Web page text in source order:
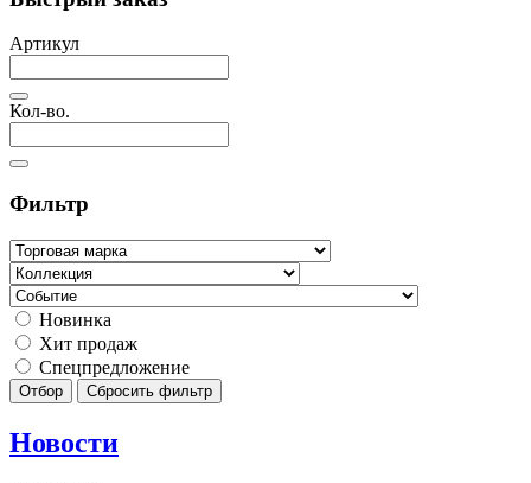
Артикул
Кол-во.
Фильтр
Новинка
Хит продаж
Спецпредложение
Отбор Сбросить фильтр
Новости